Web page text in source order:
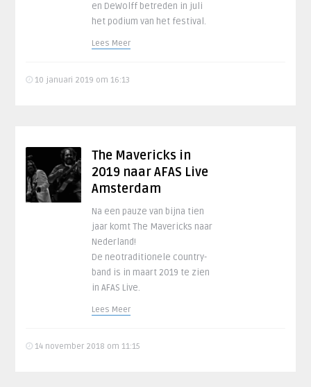
en DeWolff betreden in juli
het podium van het festival.
Lees Meer
10 januari 2019 om 16:13
The Mavericks in
2019 naar AFAS Live
Amsterdam
Na een pauze van bijna tien
jaar komt The Mavericks naar
Nederland!
De neotraditionele country-
band is in maart 2019 te zien
in AFAS Live.
Lees Meer
14 november 2018 om 11:15